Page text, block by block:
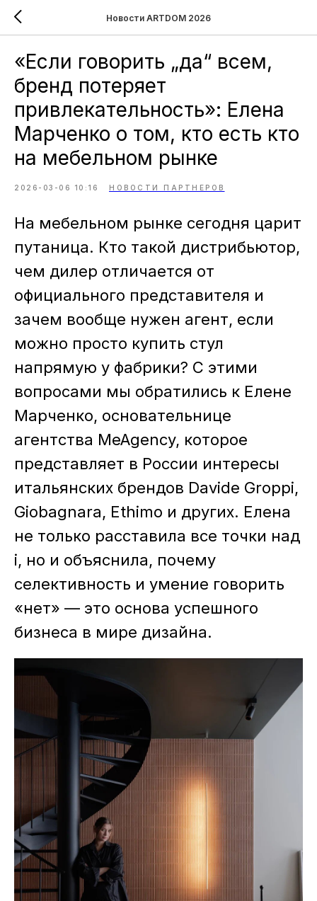
Новости ARTDOM 2026
«Если говорить „да“ всем,
бренд потеряет
привлекательность»: Елена
Марченко о том, кто есть кто
на мебельном рынке
2026-03-06 10:16 НОВОСТИ ПАРТНЕРОВ
На мебельном рынке сегодня царит
путаница. Кто такой дистрибьютор,
чем дилер отличается от
официального представителя и
зачем вообще нужен агент, если
можно просто купить стул
напрямую у фабрики? С этими
вопросами мы обратились к Елене
Марченко, основательнице
агентства MeAgency, которое
представляет в России интересы
итальянских брендов Davide Groppi,
Giobagnara, Ethimo и других. Елена
не только расставила все точки над
i, но и объяснила, почему
селективность и умение говорить
«нет» — это основа успешного
бизнеса в мире дизайна.